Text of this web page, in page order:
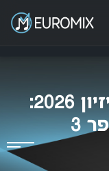
סדר השירים בגמר אירוויזיון 2026:
3